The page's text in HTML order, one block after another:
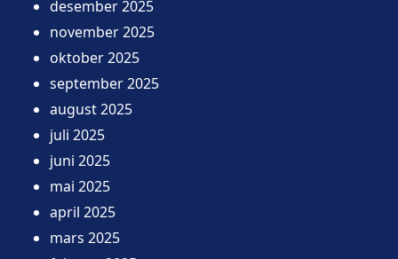
desember 2025
november 2025
oktober 2025
september 2025
august 2025
juli 2025
juni 2025
mai 2025
april 2025
mars 2025